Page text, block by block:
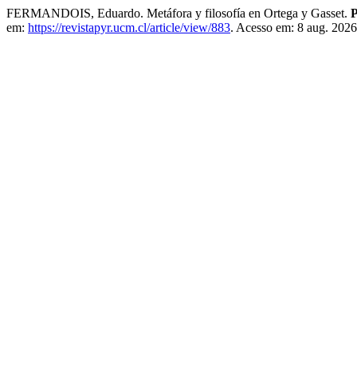
FERMANDOIS, Eduardo. Metáfora y filosofía en Ortega y Gasset.
em: https://revistapyr.ucm.cl/article/view/883. Acesso em: 8 aug.